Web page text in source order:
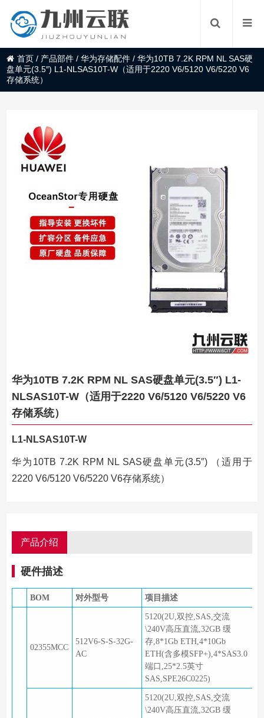
首页 / 产品部件 /华为存储配件 /华为10TB 7.2K RPM NL SAS硬
盘单元(3.5″) L1-NLSAS10T-W（适用于2220 V6/5120 V6/5220 V6
存储系统）
华为10TB 7.2K RPM NL SAS硬盘单元(3.5″) L1-
NLSAS10T-W（适用于2220 V6/5120 V6/5220 V6
存储系统）
L1-NLSAS10T-W
华为10TB 7.2K RPM NL SAS硬盘单元(3.5″) （适用于
2220 V6/5120 V6/5220 V6存储系统）
产品介绍
硬件描述
BOM 对外型号 项目描述
02355MCC
512V6-S-S-32G-
AC
5120(2U,双控,SAS,交流
\240V高压直流,32GB 缓
存,8*1Gb ETH,4*10Gb
ETH(含多模SFP+),4*SAS3.0
端口,25*2.5英寸
SAS,SPE26C0225)
5120(2U,双控,SAS,交流
\240V高压直流,32GB 缓